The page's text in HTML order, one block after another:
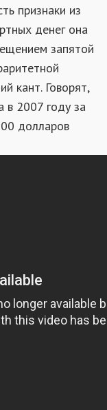
признаки из
денег она
запятой
кант. Говорят,
в 2007 году за
долларов